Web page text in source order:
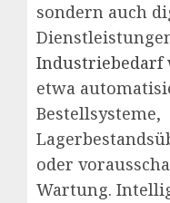
sondern auch
Industriebedarf
etwa
Bestellsysteme,
oder
Wartung.